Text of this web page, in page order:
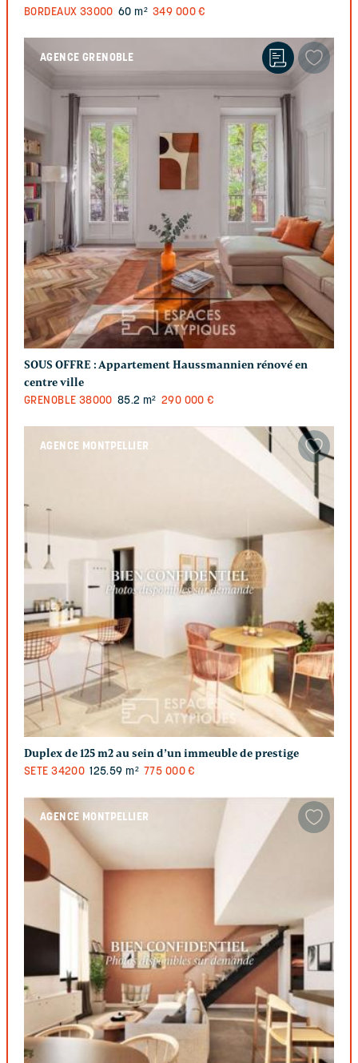
BORDEAUX 33000 60 m² 349 000 €
AGENCE GRENOBLE
SOUS OFFRE :Appartement Haussmannien rénové en
centre ville
GRENOBLE 38000 85.2 m² 290 000 €
AGENCE MONTPELLIER
Duplex de 125 m2 au sein d’un immeuble de prestige
SETE 34200 125.59 m² 775 000 €
AGENCE MONTPELLIER